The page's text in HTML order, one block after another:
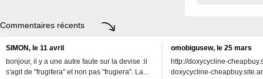
Commentaires récents
SIMON, le 11 avril
bonjour, il y a une autre faute sur la devise :il
s'agit de "frugifera" et non pas "frugiera". La...
omobigusew, le 25 mars
http://doxycycline-
doxycycline-